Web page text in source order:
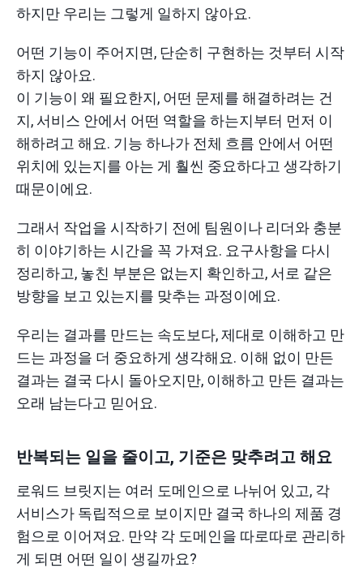
하지만 우리는 그렇게 일하지 않아요.
어떤 기능이 주어지면, 단순히 구현하는 것부터 시작
하지 않아요.
이 기능이 왜 필요한지, 어떤 문제를 해결하려는 건
지, 서비스 안에서 어떤 역할을 하는지부터 먼저 이
해하려고 해요. 기능 하나가 전체 흐름 안에서 어떤
위치에 있는지를 아는 게 훨씬 중요하다고 생각하기
때문이에요.
그래서 작업을 시작하기 전에 팀원이나 리더와 충분
히 이야기하는 시간을 꼭 가져요. 요구사항을 다시
정리하고, 놓친 부분은 없는지 확인하고, 서로 같은
방향을 보고 있는지를 맞추는 과정이에요.
우리는 결과를 만드는 속도보다, 제대로 이해하고 만
드는 과정을 더 중요하게 생각해요. 이해 없이 만든
결과는 결국 다시 돌아오지만, 이해하고 만든 결과는
오래 남는다고 믿어요.
반복되는 일을 줄이고, 기준은 맞추려고 해요
로워드 브릿지는 여러 도메인으로 나뉘어 있고, 각
서비스가 독립적으로 보이지만 결국 하나의 제품 경
험으로 이어져요. 만약 각 도메인을 따로따로 관리하
게 되면 어떤 일이 생길까요?